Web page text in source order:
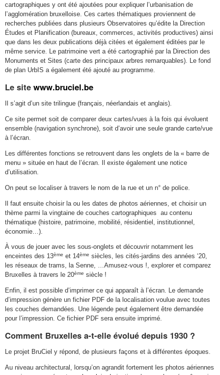
cartographiques y ont été ajoutées pour expliquer l’urbanisation de
l’agglomération bruxelloise. Ces cartes thématiques proviennent de
recherches publiées dans plusieurs Observatoires qu’édite la Direction
Études et Planification (bureaux, commerces, activités productives) ainsi
que dans les deux publications déjà citées et également éditées par le
même service. Le patrimoine vert a été cartographié par la Direction des
Monuments et Sites (carte des principaux arbres remarquables). Le fond
de plan UrbIS a également été ajouté au programme.
Le site www.bruciel.be
Il s’agit d’un site trilingue (français, néerlandais et anglais).
Ce site permet soit de comparer deux cartes/vues à la fois qui évoluent
ensemble (navigation synchrone), soit d’avoir une seule grande carte/vue
à l’écran.
Les différentes fonctions se retrouvent dans les onglets de la « barre de
menu » située en haut de l’écran. Il existe également une notice
d’utilisation.
On peut se localiser à travers le nom de la rue et un n° de police.
Il faut ensuite choisir la ou les dates de photos aériennes, et choisir un
thème parmi la vingtaine de couches cartographiques au contenu
thématique (histoire, patrimoine, mobilité, résidentiel, institutionnel,
économie…).
À vous de jouer avec les sous-onglets et découvrir notamment les
enceintes des 13ème et 14ème siècles, les cités-jardins des années ‘20,
les réseaux de trams, la Senne, …Amusez-vous !, explorer et comparez
Bruxelles à travers le 20ème siècle !
Enfin, il est possible d’imprimer ce qui apparaît à l’écran. Le demande
d’impression génère un fichier PDF de la localisation voulue avec toutes
les couches demandées. Une légende peut également être demandée
pour l’impression. Ce fichier PDF sera ensuite imprimé.
Comment Bruxelles a-t-elle évolué depuis 1930 ?
Le projet BruCiel y répond, de plusieurs façons et à différentes époques.
Au niveau architectural, lorsqu’on agrandit fortement les photos aériennes